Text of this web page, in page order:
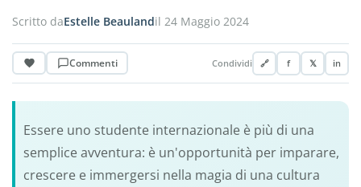
Scritto daEstelle Beaulandil 24 Maggio 2024
Commenti Condividi 🔗 f 𝕏 in
Essere uno studente internazionale è più di una
semplice avventura: è un'opportunità per imparare,
crescere e immergersi nella magia di una cultura